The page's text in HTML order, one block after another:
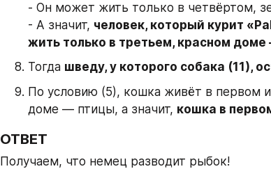
- Он может жить только в четвёртом,
- А значит, человек, который курит
жить только в третьем, красном доме
Тогда шведу, у которого собака (11),
По условию (5), кошка живёт в первом
доме — птицы, а значит, кошка в
ОТВЕТ
Получаем, что немец разводит рыбок!